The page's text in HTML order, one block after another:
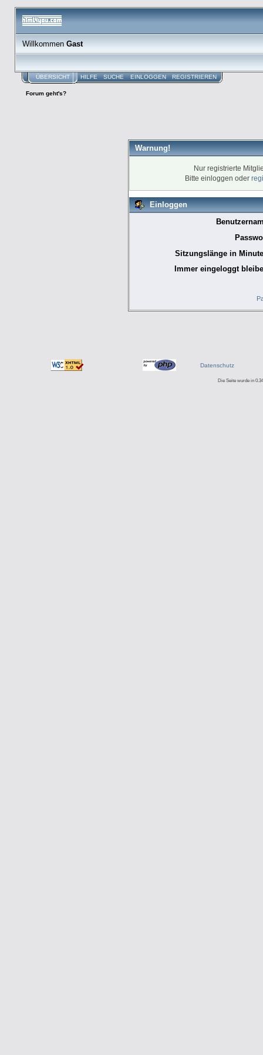
WillkommenGast
ÜBERSICHT HILFE SUCHE EINLOGGEN REGISTRIEREN
Forum geht's?
Warnung!
Nur registrierte
Bitte einloggen oder
Einloggen
Sitzungslänge in
Immer eingeloggt
Datenschutz
Die Seite wurde in